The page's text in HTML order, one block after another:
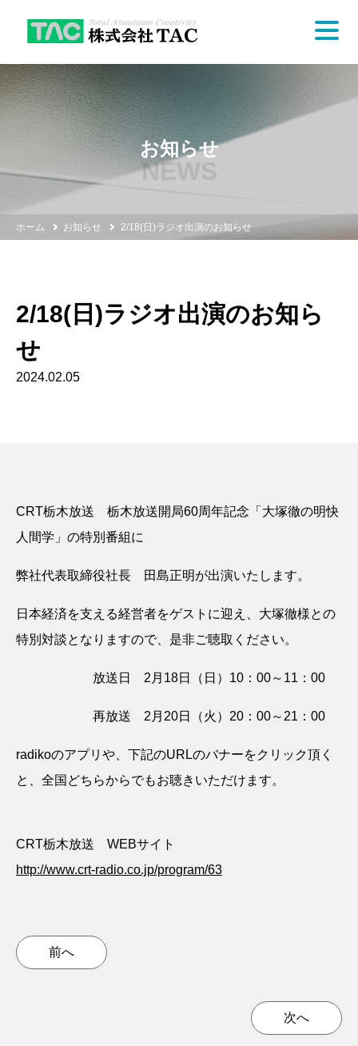
お知らせ
NEWS
ホーム お知らせ 2/18(日)ラジオ出演のお知らせ
2/18(日)ラジオ出演のお知ら
せ
2024.02.05
CRT栃木放送 栃木放送開局60周年記念「大塚徹の明快
人間学」の特別番組に
弊社代表取締役社長 田島正明が出演いたします。
日本経済を支える経営者をゲストに迎え、大塚徹様との
特別対談となりますので、是非ご聴取ください。
放送日 2月18日（日）10：00～11：00
再放送 2月20日（火）20：00～21：00
radikoのアプリや、下記のURLのバナーをクリック頂く
と、全国どちらからでもお聴きいただけます。
CRT栃木放送 WEBサイト
http://www.crt-radio.co.jp/program/63
前へ
次へ